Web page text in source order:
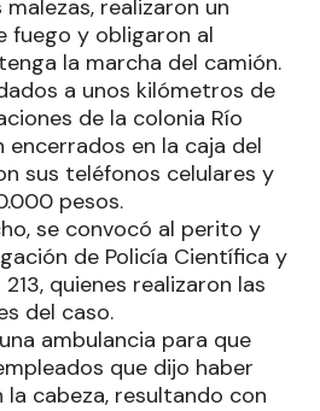
realizaron un
fuego y obligaron al
la marcha del camión.
a unos kilómetros de
de la colonia Río
encerrados en la caja del
sus teléfonos celulares y
pesos.
se convocó al perito y
de Policía Científica y
quienes realizaron las
del caso.
ambulancia para que
que dijo haber
cabeza, resultando con